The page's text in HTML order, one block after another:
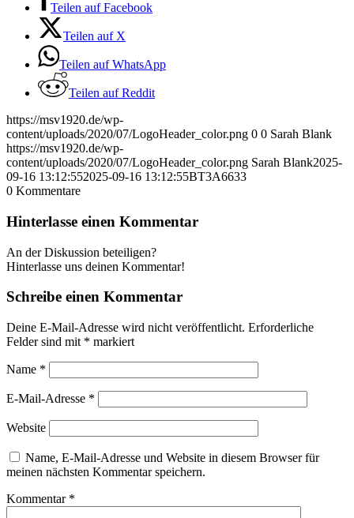
Teilen auf Facebook
Teilen auf X
Teilen auf WhatsApp
Teilen auf Reddit
https://msv1920.de/wp-
content/uploads/2020/07/LogoHeader_color.png 0 0 Sarah Blank
https://msv1920.de/wp-
content/uploads/2020/07/LogoHeader_color.png Sarah Blank2025-
09-16 13:12:552025-09-16 13:12:55BT3A6633
0 Kommentare
Hinterlasse einen Kommentar
An der Diskussion beteiligen?
Hinterlasse uns deinen Kommentar!
Schreibe einen Kommentar
Deine E-Mail-Adresse wird nicht veröffentlicht. Erforderliche
Felder sind mit * markiert
Name *
E-Mail-Adresse *
Website
Name, E-Mail-Adresse und Website in diesem Browser für
meinen nächsten Kommentar speichern.
Kommentar *